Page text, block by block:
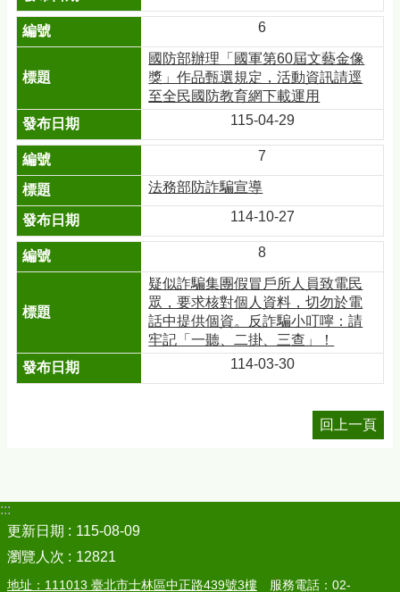
6
國防部辦理「國軍第60屆文藝金像
獎」作品甄選規定，活動資訊請逕
至全民國防教育網下載運用
115-04-29
7
法務部防詐騙宣導
114-10-27
8
疑似詐騙集團假冒戶所人員致電民
眾，要求核對個人資料，切勿於電
話中提供個資。反詐騙小叮嚀：請
牢記「一聽、二掛、三查」！
114-03-30
回上一頁
:::
更新日期
115-08-09
瀏覽人次
12821
地址：111013 臺北市士林區中正路439號3樓 服務電話：02-